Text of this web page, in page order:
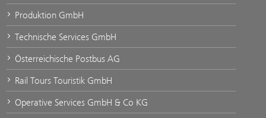
Produktion GmbH
Technische Services GmbH
Österreichische Postbus AG
Rail Tours Touristik GmbH
Operative Services GmbH & Co KG